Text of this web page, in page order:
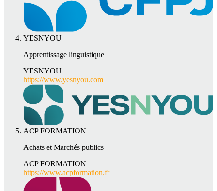
YESNYOU
Apprentissage linguistique
YESNYOU
https://www.yesnyou.com
ACP FORMATION
Achats et Marchés publics
ACP FORMATION
https://www.acpformation.fr